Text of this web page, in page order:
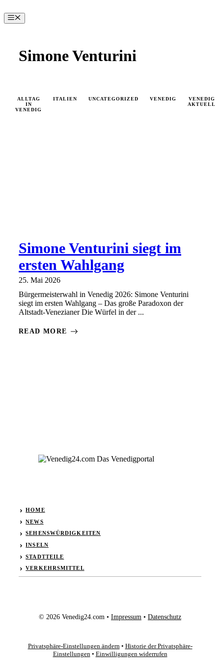
Inhalt
springen
Menü
Simone Venturini
ALLTAG
IN
VENEDIG
ITALIEN UNCATEGORIZED VENEDIG
VENEDIG
AKTUELL
Simone Venturini siegt im
ersten Wahlgang
25. Mai 2026
Bürgermeisterwahl in Venedig 2026: Simone Venturini
siegt im ersten Wahlgang – Das große Paradoxon der
Altstadt-Venezianer Die Würfel in der ...
READ MORE
HOME
NEWS
SEHENSWÜRDIGKEITEN
INSELN
STADTTEILE
VERKEHRSMITTEL
© 2026 Venedig24.com • Impressum • Datenschutz
Privatsphäre-Einstellungen ändern • Historie der Privatsphäre-
Einstellungen • Einwilligungen widerrufen